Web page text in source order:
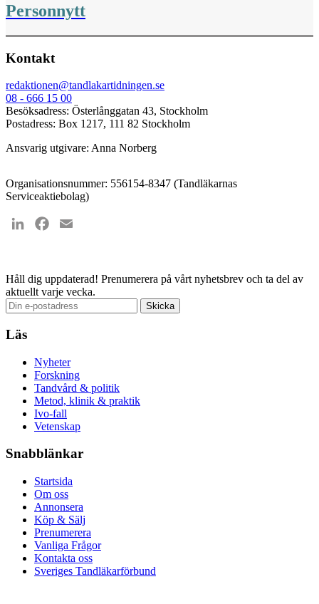
Personnytt
Kontakt
redaktionen@tandlakartidningen.se
08 - 666 15 00
Besöksadress: Österlånggatan 43, Stockholm
Postadress: Box 1217, 111 82 Stockholm
Ansvarig utgivare: Anna Norberg
Organisationsnummer: 556154-8347 (Tandläkarnas
Serviceaktiebolag)
LinkedInFacebook
Håll dig uppdaterad! Prenumerera på vårt nyhetsbrev och ta del av
aktuellt varje vecka.
Läs
Nyheter
Forskning
Tandvård & politik
Metod, klinik & praktik
Ivo-fall
Vetenskap
Snabblänkar
Startsida
Om oss
Annonsera
Köp & Sälj
Prenumerera
Vanliga Frågor
Kontakta oss
Sveriges Tandläkarförbund